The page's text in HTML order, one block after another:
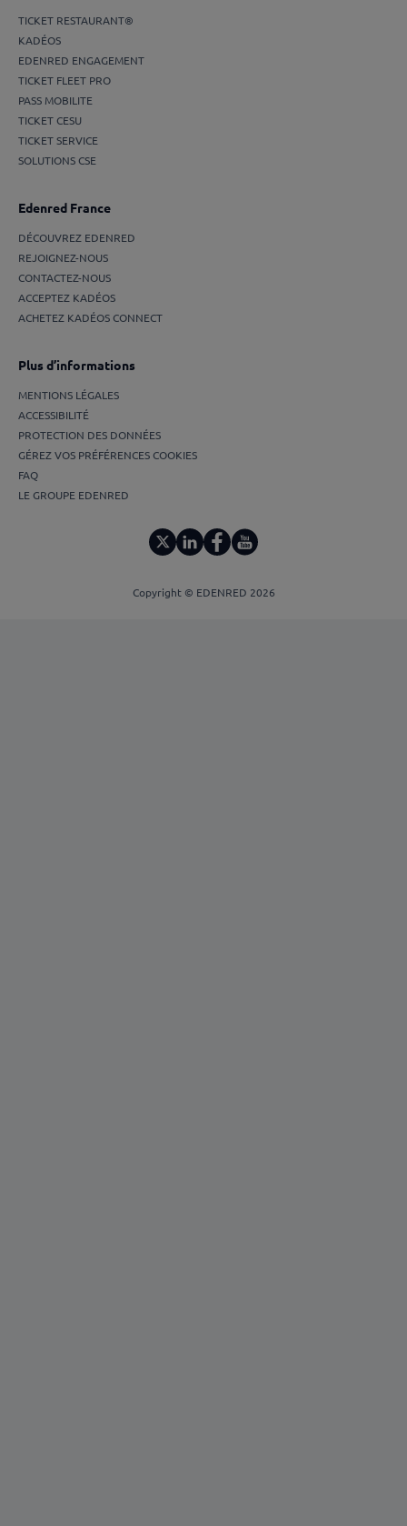
TICKET RESTAURANT®
KADÉOS
EDENRED ENGAGEMENT
TICKET FLEET PRO
PASS MOBILITE
TICKET CESU
TICKET SERVICE
SOLUTIONS CSE
Edenred France
DÉCOUVREZ EDENRED
REJOIGNEZ-NOUS
CONTACTEZ-NOUS
ACCEPTEZ KADÉOS
ACHETEZ KADÉOS CONNECT
Plus d’informations
MENTIONS LÉGALES
ACCESSIBILITÉ
PROTECTION DES DONNÉES
GÉREZ VOS PRÉFÉRENCES COOKIES
FAQ
LE GROUPE EDENRED
Copyright © EDENRED 2026